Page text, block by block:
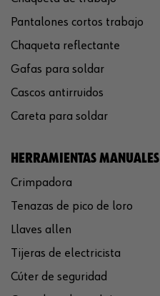
Pantalones cortos trabajo
Chaqueta reflectante
Gafas para soldar
Cascos antirruidos
Careta para soldar
HERRAMIENTAS MANUALES
Crimpadora
Tenazas de pico de loro
Llaves allen
Tijeras de electricista
Cúter de seguridad